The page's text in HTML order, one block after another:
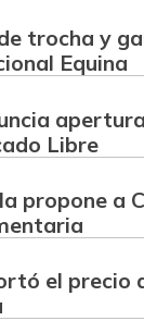
$
$
trocha y
Equina
Libre
propone a
el precio